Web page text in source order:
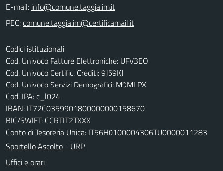
E-mail:
PEC:
Codici istituzionali
Cod. Univoco Fatture Elettroniche: UFV3EO
Cod. Univoco Certific. Crediti: 9J59KJ
Cod. Univoco Servizi Demografici: M9MLPX
Cod. IPA: c_l024
IBAN: IT72C0359901800000000158670
BIC/SWIFT: CCRTIT2TXXX
Conto di Tesoreria Unica: IT56H0100004306TU0000011283
Sportello Ascolto - URP
Uffici e orari